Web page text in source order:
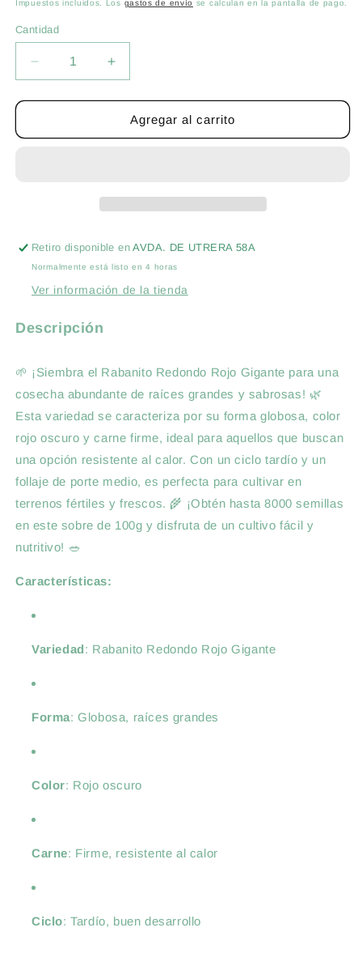
Impuestos incluidos. Los gastos de envío se calculan en la pantalla de pago.
Cantidad
Cantidad
Reducir
cantidad
para
REDONDO
Aumentar
cantidad
para
RABANITO
REDONDO
Agregar al carrito
Retiro disponible enAVDA. DE UTRERA 58A
Normalmente está listo en 4 horas
Ver información de la tienda
Descripción
🌱 ¡Siembra el Rabanito Redondo Rojo Gigante para una
cosecha abundante de raíces grandes y sabrosas! 🌿
Esta variedad se caracteriza por su forma globosa, color
rojo oscuro y carne firme, ideal para aquellos que buscan
una opción resistente al calor. Con un ciclo tardío y un
follaje de porte medio, es perfecta para cultivar en
terrenos fértiles y frescos. 🌾 ¡Obtén hasta 8000 semillas
en este sobre de 100g y disfruta de un cultivo fácil y
nutritivo! 🥗
Características:
Variedad: Rabanito Redondo Rojo Gigante
Forma: Globosa, raíces grandes
Color: Rojo oscuro
Carne: Firme, resistente al calor
Ciclo: Tardío, buen desarrollo